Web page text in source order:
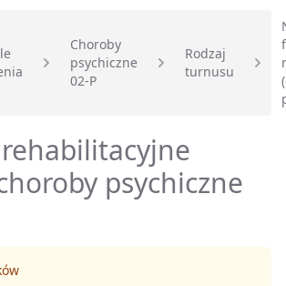
Choroby
psychiczne
02-P
Rodzaj
turnusu
psychiczne